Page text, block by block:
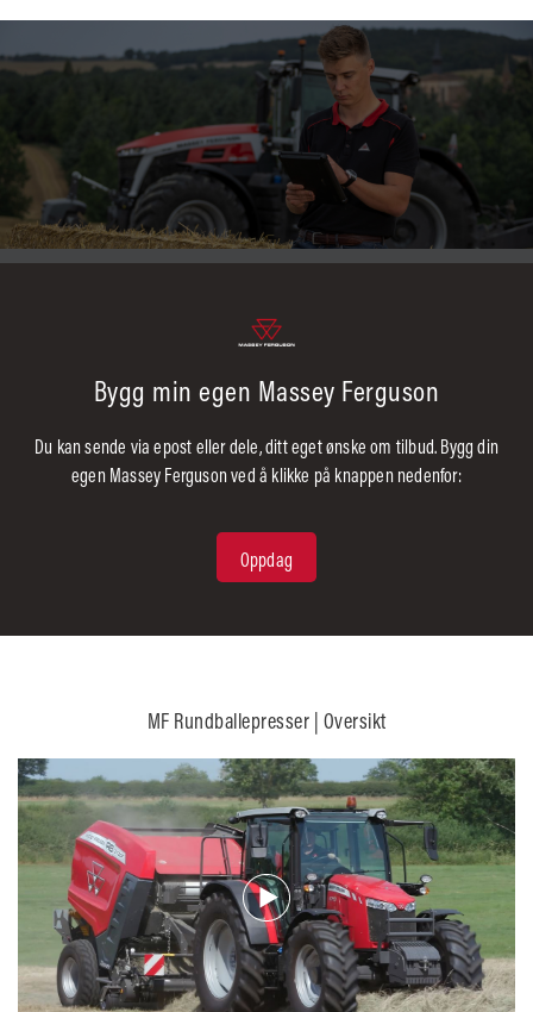
Bygg min egen Massey Ferguson
Du kan sende via epost eller dele, ditt eget ønske om tilbud. Bygg din
egen Massey Ferguson ved å klikke på knappen nedenfor:
Oppdag
MF Rundballepresser | Oversikt